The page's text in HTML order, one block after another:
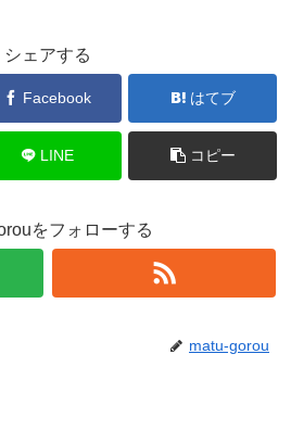
シェアする
Facebook はてブ
LINE コピー
をフォローする
matu-gorou